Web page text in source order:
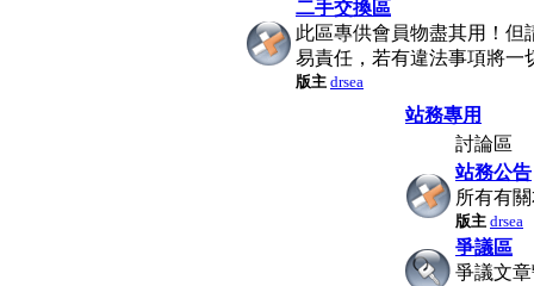
二手交換區
此區專供會員物盡其用！但
易責任，若有違法事項將一
版主 drsea
站務專用
討論區
站務公告
所有有
版主 drsea
爭議區
爭議文